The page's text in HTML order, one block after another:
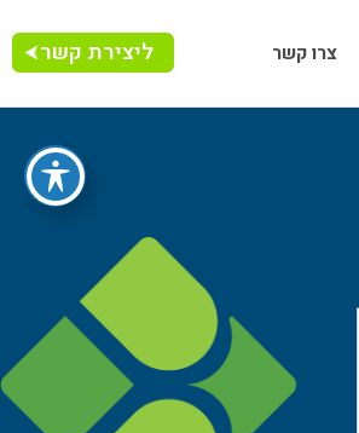
צרו קשר ליצירת קשר